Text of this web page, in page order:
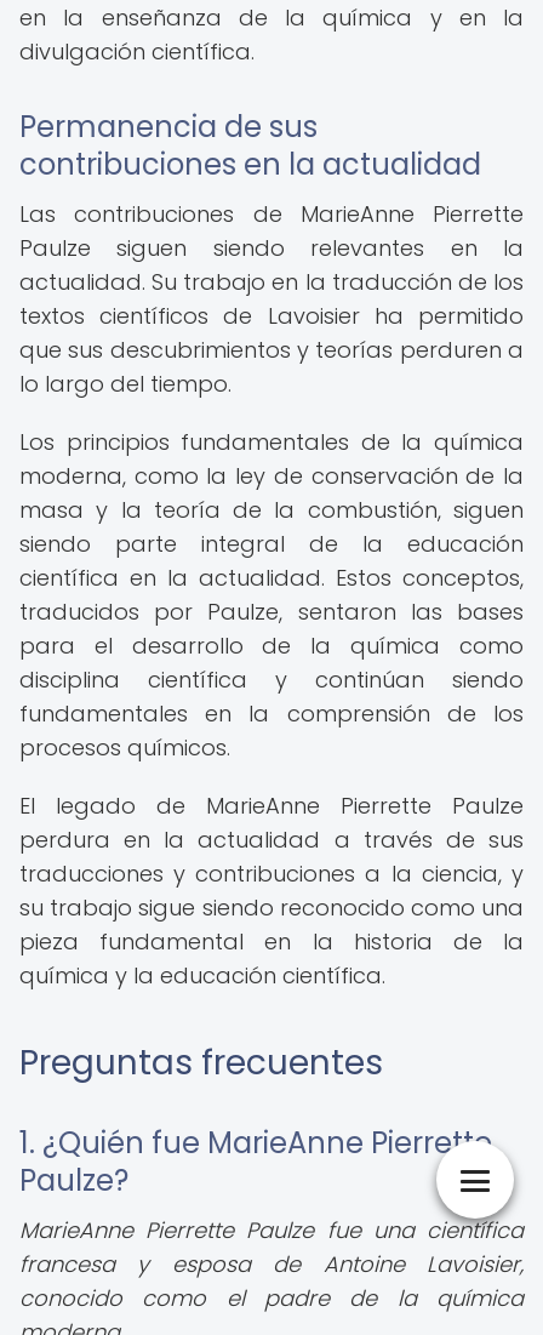
en la enseñanza de la química y en la
divulgación científica.
Permanencia de sus
contribuciones en la actualidad
Las contribuciones de MarieAnne Pierrette
Paulze siguen siendo relevantes en la
actualidad. Su trabajo en la traducción de los
textos científicos de Lavoisier ha permitido
que sus descubrimientos y teorías perduren a
lo largo del tiempo.
Los principios fundamentales de la química
moderna, como la ley de conservación de la
masa y la teoría de la combustión, siguen
siendo parte integral de la educación
científica en la actualidad. Estos conceptos,
traducidos por Paulze, sentaron las bases
para el desarrollo de la química como
disciplina científica y continúan siendo
fundamentales en la comprensión de los
procesos químicos.
El legado de MarieAnne Pierrette Paulze
perdura en la actualidad a través de sus
traducciones y contribuciones a la ciencia, y
su trabajo sigue siendo reconocido como una
pieza fundamental en la historia de la
química y la educación científica.
Preguntas frecuentes
1. ¿Quién fue MarieAnne Pierrette
Paulze?
MarieAnne Pierrette Paulze fue una científica
francesa y esposa de Antoine Lavoisier,
conocido como el padre de la química